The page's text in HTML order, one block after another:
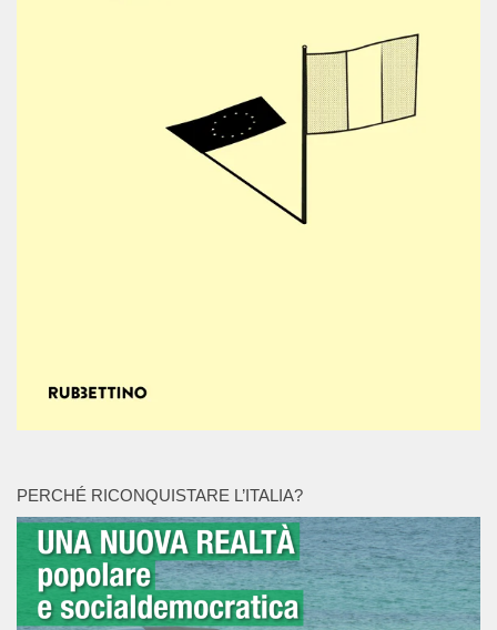
PERCHÉ RICONQUISTARE L’ITALIA?